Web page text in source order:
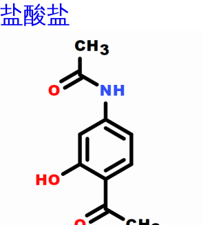
盐酸盐